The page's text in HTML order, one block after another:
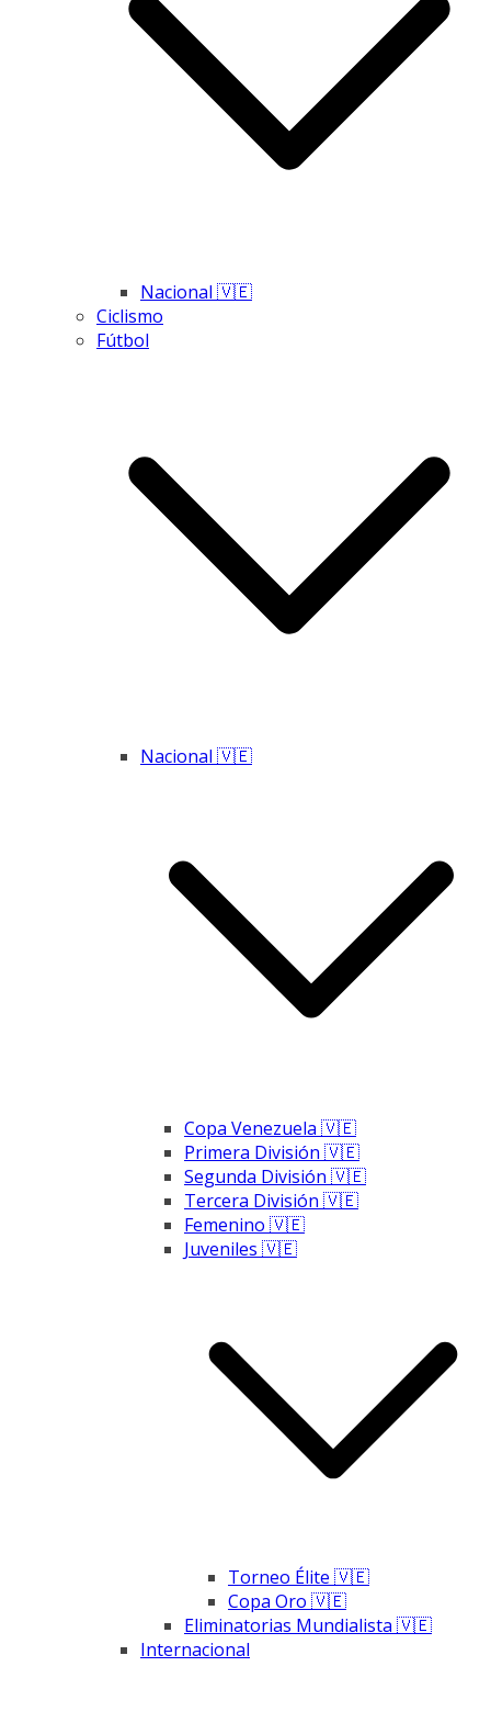
Nacional 🇻🇪
Ciclismo
Fútbol
Nacional 🇻🇪
Copa Venezuela 🇻🇪
Primera División 🇻🇪
Segunda División 🇻🇪
Tercera División 🇻🇪
Femenino 🇻🇪
Juveniles 🇻🇪
Torneo Élite 🇻🇪
Copa Oro 🇻🇪
Eliminatorias Mundialista 🇻🇪
Internacional